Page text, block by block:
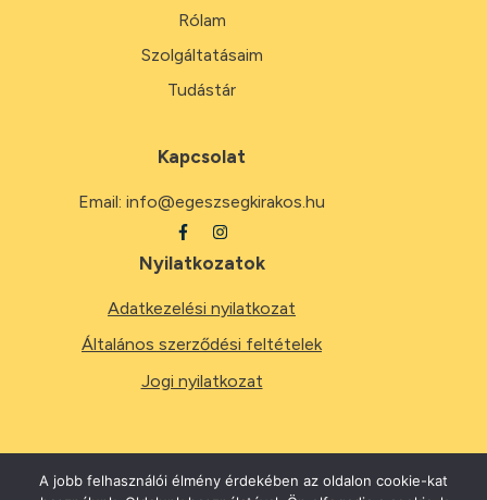
Rólam
Szolgáltatásaim
Tudástár
Kapcsolat
Email: info@egeszsegkirakos.hu
Nyilatkozatok
Adatkezelési nyilatkozat
Általános szerződési feltételek
Jogi nyilatkozat
A jobb felhasználói élmény érdekében az oldalon cookie-kat